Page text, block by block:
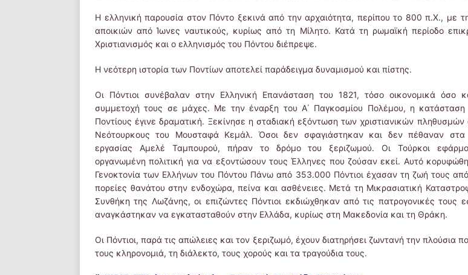
Η ελληνική παρουσία στον Πόντο ξεκινά από την αρχαιότητα, περίπου το 800 π.Χ., με
αποικιών από Ίωνες ναυτικούς, κυρίως από τη Μίλητο. Κατά τη ρωμαϊκή περίοδο
Χριστιανισμός και ο ελληνισμός του Πόντου διέπρεψε.
Η νεότερη ιστορία των Ποντίων αποτελεί παράδειγμα δυναμισμού και πίστης.
Οι Πόντιοι συνέβαλαν στην Ελληνική Επανάσταση του 1821, τόσο οικονομικά όσο
συμμετοχή τους σε μάχες. Με την έναρξη του Α΄ Παγκοσμίου Πολέμου, η κατάσταση
Ποντίους έγινε δραματική. Ξεκίνησε η σταδιακή εξόντωση των χριστιανικών πληθυσμών
Νεότουρκους του Μουσταφά Κεμάλ. Όσοι δεν σφαγιάστηκαν και δεν πέθαναν στα
εργασίας Αμελέ Ταμπουρού, πήραν το δρόμο του ξεριζωμού. Οι Τούρκοι
οργανωμένη πολιτική για να εξοντώσουν τους Έλληνες που ζούσαν εκεί. Αυτό
Γενοκτονία των Ελλήνων του Πόντου Πάνω από 353.000 Πόντιοι έχασαν τη ζωή τους
πορείες θανάτου στην ενδοχώρα, πείνα και ασθένειες. Μετά τη Μικρασιατική
Συνθήκη της Λωζάνης, οι επιζώντες Πόντιοι εκδιώχθηκαν από τις πατρογονικές τους
αναγκάστηκαν να εγκατασταθούν στην Ελλάδα, κυρίως στη Μακεδονία και τη Θράκη.
Οι Πόντιοι, παρά τις απώλειες και τον ξεριζωμό, έχουν διατηρήσει ζωντανή την πλούσια
τους κληρονομιά, τη διάλεκτο, τους χορούς και τα τραγούδια τους.